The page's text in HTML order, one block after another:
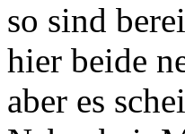
so sind
hier beide
aber es